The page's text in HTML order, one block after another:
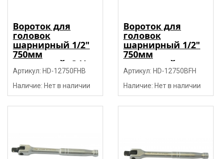
Вороток для
головок
шарнирный 1/2"
750мм
усиленный, CrV
"H-D"
Артикул: HD-12750FHB
Наличие: Нет в наличии
Вороток для
головок
шарнирный 1/2"
750мм
усиленный,
черный, CrV "H-D"
Артикул: HD-12750BFH
Наличие: Нет в наличии